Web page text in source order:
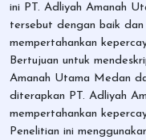
ini PT. Adliyah Amanah
tersebut dengan baik
mempertahankan
Bertujuan untuk
Amanah Utama Medan
diterapkan PT. Adliyah
mempertahankan
Penelitian ini